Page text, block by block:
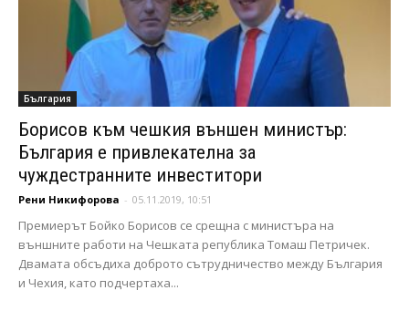
България
Борисов към чешкия външен министър:
България е привлекателна за
чуждестранните инвеститори
Рени Никифорова - 05.11.2019, 10:51
Премиерът Бойко Борисов се срещна с министъра на
външните работи на Чешката република Томаш Петричек.
Двамата обсъдиха доброто сътрудничество между България
и Чехия, като подчертаха...